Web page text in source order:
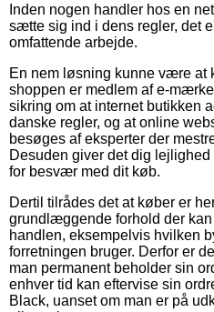
Inden nogen handler hos en
sætte sig ind i dens regler, det
omfattende arbejde.
En nem løsning kunne være at
shoppen er medlem af e-
sikring om at internet butikken
danske regler, og at online
besøges af eksperter der
Desuden giver det dig
for besvær med dit køb.
Dertil tilrådes det at køber er
grundlæggende forhold der
handlen, eksempelvis hvilken
forretningen bruger. Derfor er
man permanent beholder sin
enhver tid kan eftervise sin
Black, uanset om man er på